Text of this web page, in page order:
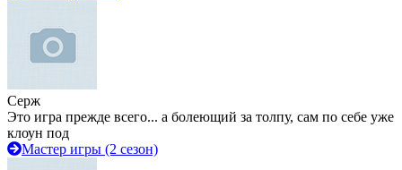
Серж
Это игра прежде всего... а болеющий за толпу, сам по себе уже
клоун под
Мастер игры (2 сезон)